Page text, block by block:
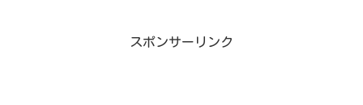
スポンサーリンク